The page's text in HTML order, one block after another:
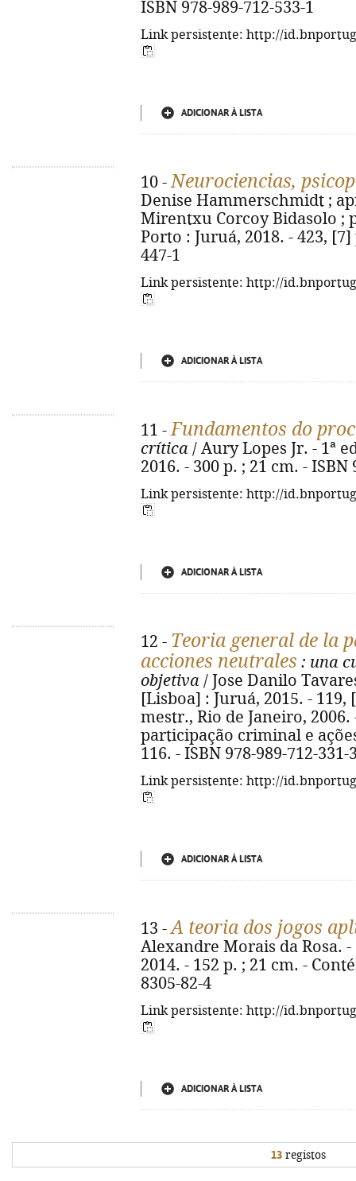
ISBN 978-989-712-533-1
Link persistente: http://
ADICIONAR À LISTA
10 -Neurociencias,
Denise Hammerschmidt ;
Mirentxu Corcoy Bidasolo ;
Porto : Juruá, 2018. - 423, [7]
447-1
Link persistente: http://
ADICIONAR À LISTA
11 -Fundamentos do
crítica / Aury Lopes Jr. - 1ª
2016. - 300 p. ; 21 cm. - ISBN
Link persistente: http://
ADICIONAR À LISTA
12 - Teoria general de la
acciones neutrales : una
objetiva / Jose Danilo
[Lisboa] : Juruá, 2015. - 119,
mestr., Rio de Janeiro,
participação criminal e
116. - ISBN 978-989-712-331-
Link persistente: http://
ADICIONAR À LISTA
13 -A teoria dos jogos
Alexandre Morais da Rosa. -
2014. - 152 p. ; 21 cm. -
8305-82-4
Link persistente: http://
ADICIONAR À LISTA
13registos